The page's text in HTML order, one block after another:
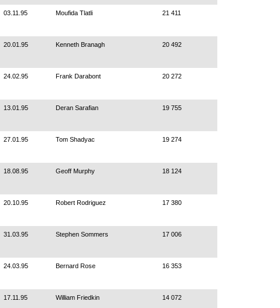
03.11.95 Moufida Tlatli 21 411
20.01.95 Kenneth Branagh 20 492
24.02.95 Frank Darabont 20 272
13.01.95 Deran Sarafian 19 755
27.01.95 Tom Shadyac 19 274
18.08.95 Geoff Murphy 18 124
20.10.95 Robert Rodriguez 17 380
31.03.95 Stephen Sommers 17 006
24.03.95 Bernard Rose 16 353
17.11.95 William Friedkin 14 072